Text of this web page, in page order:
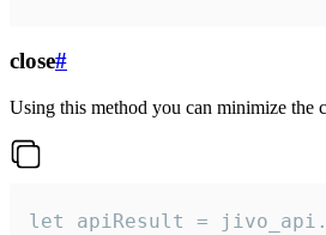
close#
Using this method you can minimize the
let apiResult =